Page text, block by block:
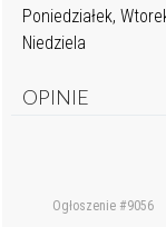
Poniedziałek,
Niedziela
OPINIE
Ogłoszenie #9056